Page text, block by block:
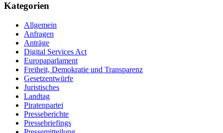
Kategorien
Allgemein
Anfragen
Anträge
Digital Services Act
Europaparlament
Freiheit, Demokratie und Transparenz
Gesetzentwürfe
Juristisches
Landtag
Piratenpartei
Presseberichte
Pressebriefings